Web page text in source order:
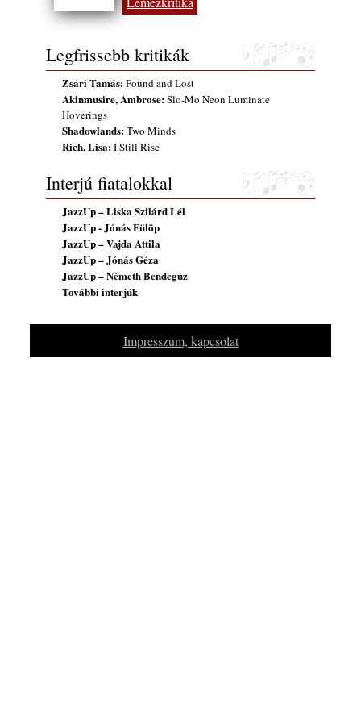
2026. augusztus 01.
„Still Warm”
2026. augusztus 01.
Ma 40 éves Gyarmati Gábor és 54 éves
Florian Ross
2026. augusztus 01.
Vér, tornádó és jazz – megjelent a Daveform
lemezének új előfutára, a Sharknado
2026. július 31.
A Grencsoport Lewis Jordan-nel a
Meseházban
2026. július 31.
Magyar jazzmuzsikus szülők és zenész
Vörösné Strausz Eszter + Vörös Bence
2026. július 30.
Legfrissebb kritikák
Zsári Tamás:Found and Lost
Akinmusire, Ambrose:Slo-Mo Neon Luminate
Hoverings
Shadowlands:Two Minds
Rich, Lisa:I Still Rise
Interjú fiatalokkal
JazzUp – Liska Szilárd Lél
JazzUp - Jónás Fülöp
JazzUp – Vajda Attila
JazzUp – Jónás Géza
JazzUp – Németh Bendegúz
További interjúk
Impresszum, kapcsolat